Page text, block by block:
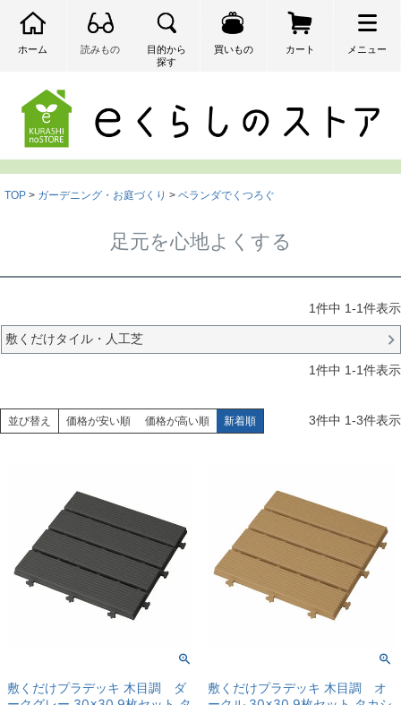
ホーム 読みもの
目的から
探す
買いもの カート メニュー
TOP ガーデニング・お庭づくり ベランダでくつろぐ
足元を心地よくする
1件中 1-1件表示
敷くだけタイル・人工芝
1件中 1-1件表示
並び替え 価格が安い順 価格が高い順 新着順 3件中 1-3件表示
敷くだけプラデッキ 木目調 ダ
敷くだけプラデッキ 木目調 オ